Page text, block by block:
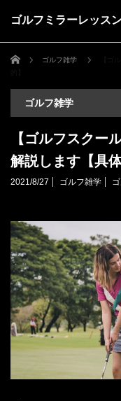
ゴルフミラーレッス
ホーム ゴルフ雑学
ゴルフ雑学
【ゴルフスクー
解説します【具体
2021/8/27 ゴルフ雑学